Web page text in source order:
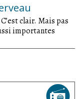
clair. Mais pas
importantes